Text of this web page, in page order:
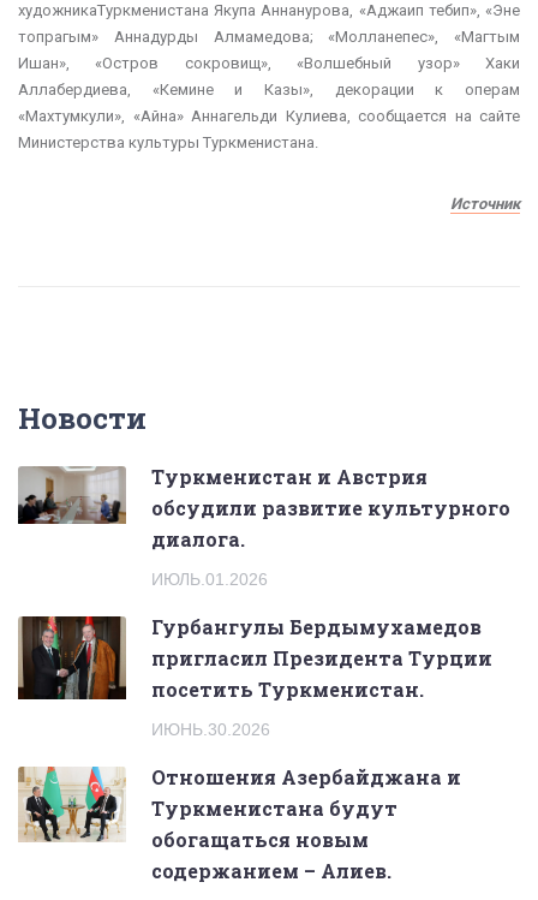
художникаТуркменистана Якупа Аннанурова, «Аджаип тебип», «Эне
топрагым» Аннадурды Алмамедова; «Молланепес», «Магтым
Ишан», «Остров сокровищ», «Волшебный узор» Хаки
Аллабердиева, «Кемине и Казы», декорации к ​​операм
«Махтумкули», «Айна» Аннагельди Кулиева, сообщается на сайте
Министерства культуры Туркменистана.
Источник
Новости
Туркменистан и Австрия
обсудили развитие культурного
диалога.
ИЮЛЬ.01.2026
Гурбангулы Бердымухамедов
пригласил Президента Турции
посетить Туркменистан.
ИЮНЬ.30.2026
Отношения Азербайджана и
Туркменистана будут
обогащаться новым
содержанием – Алиев.